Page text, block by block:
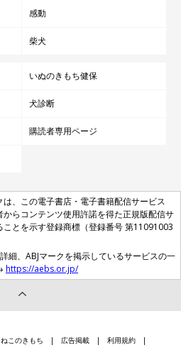
感動
柴犬
いぬのきもち健保
犬診断
購読者専用ページ
は、この電子書店・電子書籍配信サービス
からコンテンツ使用許諾を得た正規版配信サ
ことを示す登録商標（登録番号 第11091003
細、ABJマークを掲示しているサービスの一
https://aebs.or.jp/
ねこのきもち 広告掲載 利用規約